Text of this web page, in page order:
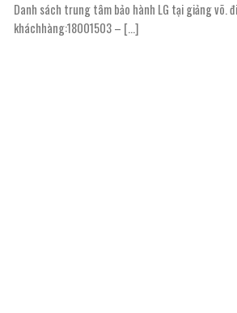
Danh sách trung tâm bảo hành LG tại giảng võ.
kháchhàng:18001503 – [...]